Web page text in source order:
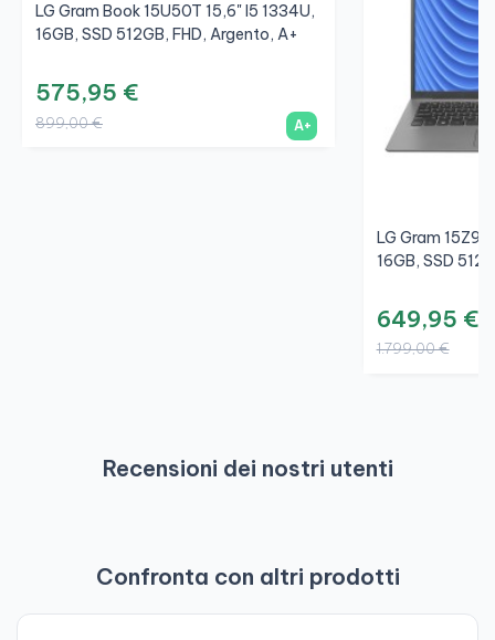
LG Gram Book 15U50T 15,6" I5 1334U,
16GB, SSD 512GB, FHD, Argento, A+
575,95 €
899,00 € A+
LG Gram
16GB, SSD
649,95 €
1.799,00 €
Recensioni dei nostri utenti
Confronta con altri prodotti
-